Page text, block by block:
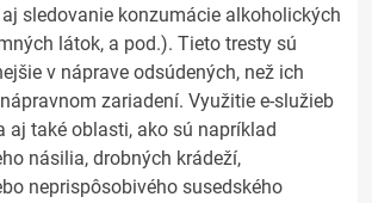
sledovanie konzumácie alkoholických
látok, a pod.). Tieto tresty sú
v náprave odsúdených, než ich
zariadení. Využitie e-služieb
aj také oblasti, ako sú napríklad
násilia, drobných krádeží,
neprispôsobivého susedského